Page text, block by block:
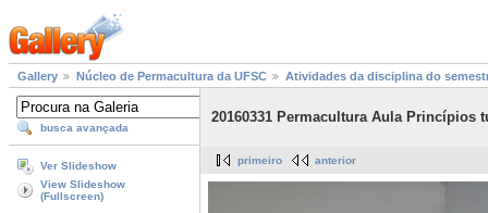
Gallery Núcleo de Permacultura da UFSC Atividades da disciplina do
busca avançada
Ver Slideshow
View Slideshow
(Fullscreen)
20160331 Permacultura Aula Princípios
primeiro anterior